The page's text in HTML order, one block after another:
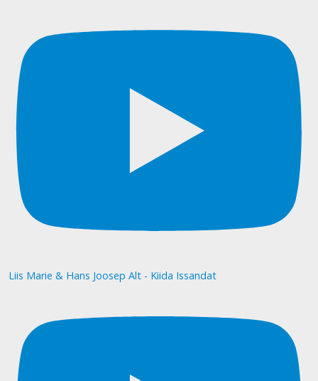
Liis Marie & Hans Joosep Alt - Kiida Issandat